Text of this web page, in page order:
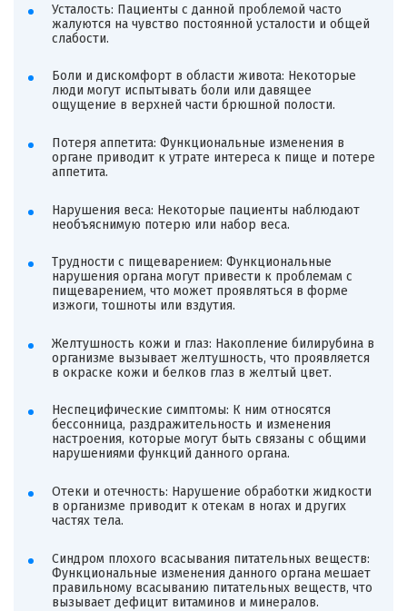
Усталость: Пациенты с данной проблемой часто
жалуются на чувство постоянной усталости и общей
слабости.
Боли и дискомфорт в области живота: Некоторые
люди могут испытывать боли или давящее
ощущение в верхней части брюшной полости.
Потеря аппетита: Функциональные изменения в
органе приводит к утрате интереса к пище и потере
аппетита.
Нарушения веса: Некоторые пациенты наблюдают
необъяснимую потерю или набор веса.
Трудности с пищеварением: Функциональные
нарушения органа могут привести к проблемам с
пищеварением, что может проявляться в форме
изжоги, тошноты или вздутия.
Желтушность кожи и глаз: Накопление билирубина в
организме вызывает желтушность, что проявляется
в окраске кожи и белков глаз в желтый цвет.
Неспецифические симптомы: К ним относятся
бессонница, раздражительность и изменения
настроения, которые могут быть связаны с общими
нарушениями функций данного органа.
Отеки и отечность: Нарушение обработки жидкости
в организме приводит к отекам в ногах и других
частях тела.
Синдром плохого всасывания питательных веществ:
Функциональные изменения данного органа мешает
правильному всасыванию питательных веществ, что
вызывает дефицит витаминов и минералов.